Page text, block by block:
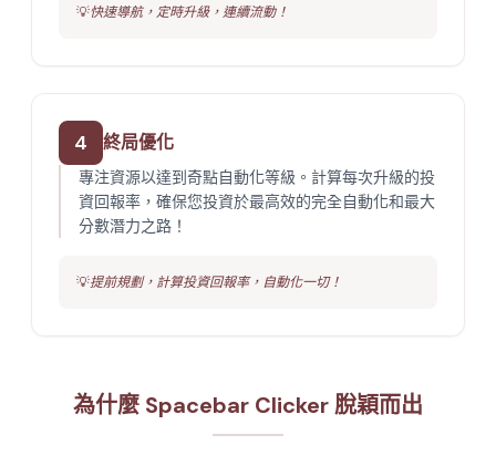
💡快速導航，定時升級，連續流動！
4 終局優化
專注資源以達到奇點自動化等級。計算每次升級的投
資回報率，確保您投資於最高效的完全自動化和最大
分數潛力之路！
💡提前規劃，計算投資回報率，自動化一切！
為什麼 Spacebar Clicker 脫穎而出